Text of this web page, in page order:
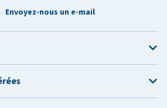
Envoyez-nous un e-mail